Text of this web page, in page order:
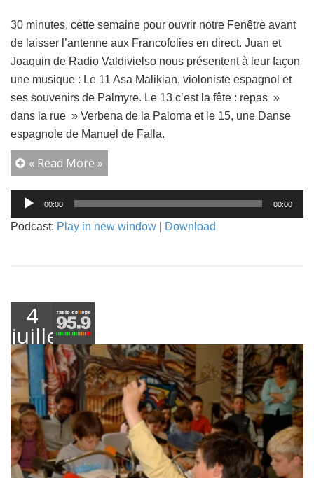
30 minutes, cette semaine pour ouvrir notre Fenêtre avant
de laisser l’antenne aux Francofolies en direct. Juan et
Joaquin de Radio Valdivielso nous présentent à leur façon
une musique : Le 11 Asa Malikian, violoniste espagnol et
ses souvenirs de Palmyre. Le 13 c’est la fête : repas »
dans la rue » Verbena de la Paloma et le 15, une Danse
espagnole de Manuel de Falla.
« Read More »
Lecteur
audio
00:00 00:00
Podcast: Play in new window Download
4
juillet
2016